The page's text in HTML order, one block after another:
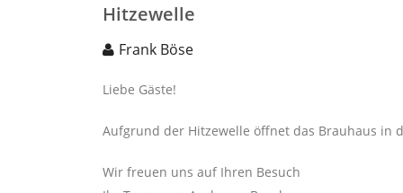
Hitzewelle
Frank Böse
Liebe Gäste!
Aufgrund der Hitzewelle öffnet das Brauhaus in
Wir freuen uns auf Ihren Besuch